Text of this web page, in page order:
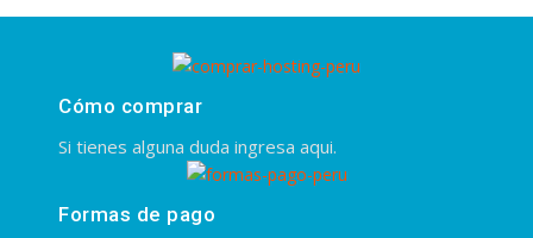
Cómo comprar
Si tienes alguna duda ingresa aqui.
Formas de pago